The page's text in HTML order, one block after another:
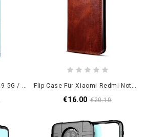
Hülle Xiaomi Redmi Note 9 5G / Note 9T 5G Weiß Verstärkte Transparente Nillkin Flip Case Für Xiaomi Redmi Note 9 5G / Note 9T 5G Schwarz Gewachstes Kunstleder
€16.00 €20.10